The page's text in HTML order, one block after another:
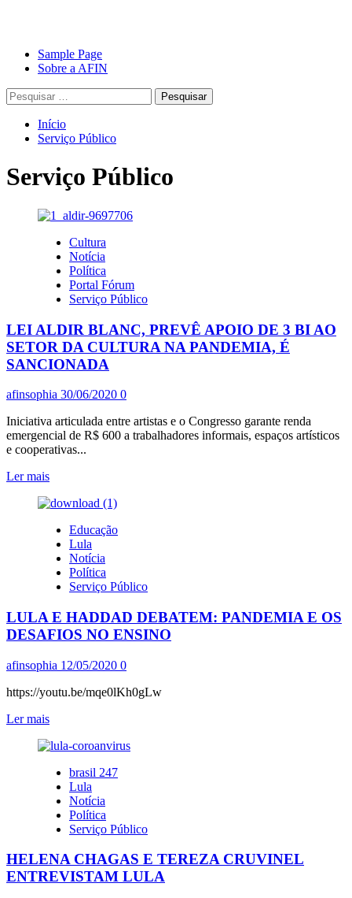
Avançar
para
conteúdo
Primary
Menu
Sample Page
Sobre a AFIN
Pesquisar
por:
Início
Serviço Público
Serviço Público
Cultura
Notícia
Política
Portal Fórum
Serviço Público
LEI ALDIR BLANC, PREVÊ APOIO DE 3 BI AO
SETOR DA CULTURA NA PANDEMIA, É
SANCIONADA
afinsophia 30/06/2020 0
Iniciativa articulada entre artistas e o Congresso garante renda
emergencial de R$ 600 a trabalhadores informais, espaços artísticos
e cooperativas...
Ler maisLeia
sobre
ALDIR
BLANC,
PREVÊ
APOIO
DE
BI
AO
SETOR
DA
CULTURA
NA
PANDEMIA,
É
Educação
Lula
Notícia
Política
Serviço Público
LULA E HADDAD DEBATEM: PANDEMIA E OS
DESAFIOS NO ENSINO
afinsophia 12/05/2020 0
https://youtu.be/mqe0lKh0gLw
Ler maisLeia
sobre
HADDAD
DEBATEM:
PANDEMIA
DESAFIOS
NO
brasil 247
Lula
Notícia
Política
Serviço Público
HELENA CHAGAS E TEREZA CRUVINEL
ENTREVISTAM LULA